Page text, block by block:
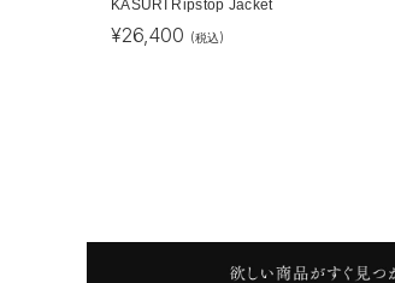
KASURI Ripstop Jacket
¥26,400 (税込)